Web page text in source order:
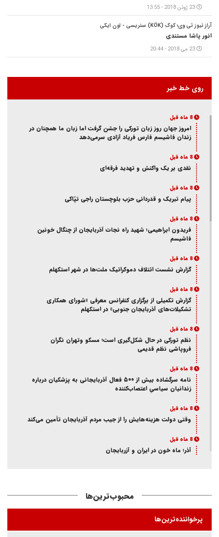
23 ژوئن 2018 - 13:55
آراز نیوز تی وی؛ کوک (KÖK) سئریسی - اون ایکی
انور پاشا مستندی
23 می 2018 - 20:44
روی خط خبر
8 ماه قبل
امروز جهان روز زبان تورکی را جشن گرفت اما زبان ما همچنان در
زندان فاشیسم فارس فریاد آزادی سر‌می‌دهد
8 ماه قبل
نقدی بر یک واکنش و‌ تهدید فرقه‌ای
8 ماه قبل
پیام تبریک و قدردانی حزب بلوچستان راجی تپّاکی
8 ماه قبل
فریدون ابراهیمی؛ شهید راه نجات آذربایجان از چنگال خونین
فاشیسم
8 ماه قبل
گزارش نشست ائتلاف دموکراتیک ملت‌ها در شهر استکهلم
8 ماه قبل
گزارش تکمیلی از برگزاری کنفرانس معرفی «شورای همکاری
تشکیلات‌های آذربایجان جنوبی» در استکهلم
8 ماه قبل
نظم تورکی در حال شکل‌گیری است؛ مسکو وتهران نگران
فروپاشی نظم قدیمی
8 ماه قبل
نامه سرگشاده بیش از ۵۰۰ فعال آذربایجانی به پزشکیان درباره
زندانیان سیاسیِ اعتصاب‌کننده
8 ماه قبل
وقتی دولت هزینه‌هایش را از جیب مردم آذربایجان تأمین می‌کند
8 ماه قبل
آذر؛ ماه خون در ایران و آزربایجان
ممانعت وزارت اطلاعات از حضور یک فعال آذربایجانی در تئاتر
«کوراوغلو» تبریز
محبوب‌ترین‌ها
پرخواننده‌ترین‌ها